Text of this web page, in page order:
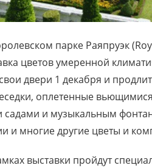
парке Раяпруэк
цветов умеренной
двери 1 декабря и
оплетенные
и музыкальным
и многие другие цветы и
выставки пройдут